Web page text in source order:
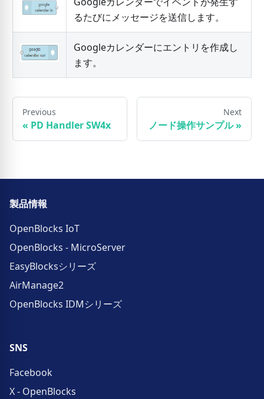
るたびにメッセージを送信します。
Googleカレンダーにエントリを作成し
ます。
Previous
« PD Handler SW4x
Next
ノード操作サンプル»
製品情報
OpenBlocks IoT
OpenBlocks - MicroServer
EasyBlocksシリーズ
AirManage2
OpenBlocks IDMシリーズ
SNS
Facebook
X - OpenBlocks